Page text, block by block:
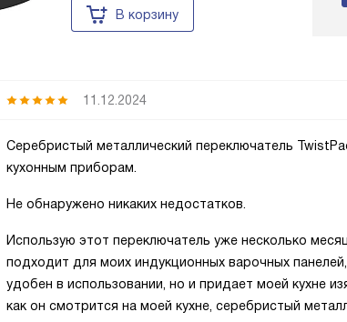
В корзину
11.12.2024
Серебристый металлический переключатель
кухонным приборам.
Не обнаружено никаких недостатков.
Использую этот переключатель уже несколько
подходит для моих индукционных варочных
удобен в использовании, но и придает моей кухне
как он смотрится на моей кухне, серебристый